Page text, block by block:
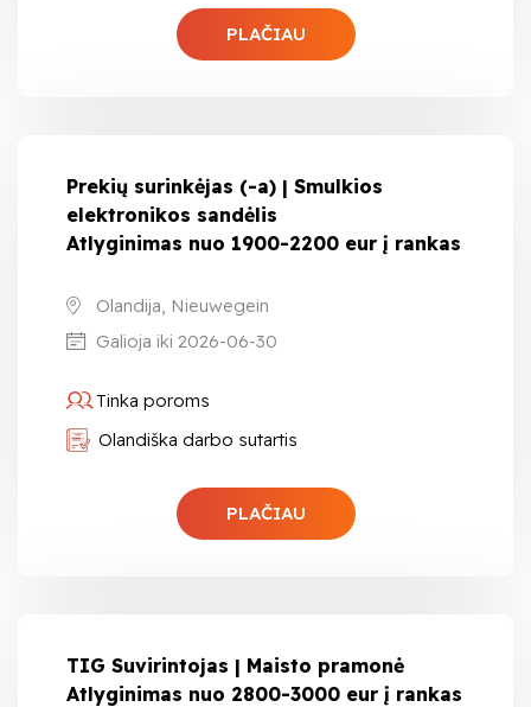
PLAČIAU
Prekių surinkėjas (-a) | Smulkios
elektronikos sandėlis
Atlyginimas nuo 1900-2200 eur į rankas
Olandija, Nieuwegein
Galioja iki 2026-06-30
Tinka poroms
Olandiška darbo sutartis
PLAČIAU
TIG Suvirintojas | Maisto pramonė
Atlyginimas nuo 2800-3000 eur į rankas